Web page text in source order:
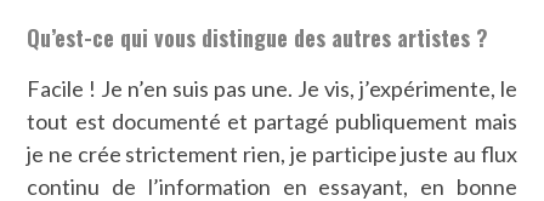
Qu’est-ce qui vous distingue des autres artistes ?
Facile ! Je n’en suis pas une. Je vis, j’expérimente, le
tout est documenté et partagé publiquement mais
je ne crée strictement rien, je participe juste au flux
continu de l’information en essayant, en bonne